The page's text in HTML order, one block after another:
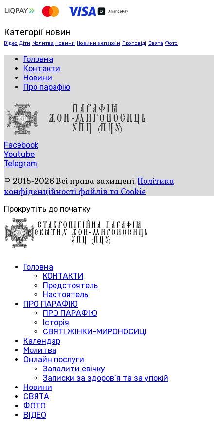
Категорії новин
Відео Діти Молитва Новини Новини з єпархій Проповіді Свята Фото
Головна
Контакти
Новини
Про парафію
Facebook
Youtube
Telegram
© 2015-2026 Всі права захищені.Політика
конфіденційності файлів та Cookie
Прокрутіть до початку
Головна
КОНТАКТИ
Предстоятель
Настоятель
ПРО ПАРАФІЮ
ПРО ПАРАФІЮ
Історія
СВЯТІ ЖІНКИ-МИРОНОСИЦІ
Календар
Молитва
Онлайн послуги
Запалити свічку
Записки за здоров’я та за упокій
Новини
СВЯТА
ФОТО
ВІДЕО